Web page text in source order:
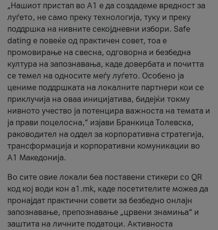
„Нашиот пристап во А1 е да создадеме вредност за
луѓето, не само преку технологија, туку и преку
поддршка на нивните секојдневни избори. Safe
dating е повеќе од практичен совет, тоа е
промовирање на свесна, одговорна и безбедна
култура на запознавања, каде довербата и почитта
се темел на односите меѓу луѓето. Особено ја
цениме поддршката на локалните партнери кои се
приклучија на оваа иницијатива, бидејќи токму
нивното учество ја потенцира важноста на темата и
ја прави поцелосна,“ изјави Бранкица Толевска,
раководител на оддел за корпоративна стратегија,
трансформација и корпоративни комуникации во
А1 Македонија.
Во сите овие локали беа поставени стикери со QR
код кој води кон a1.mk, каде посетителите можеа да
пронајдат практични совети за безбедно онлајн
запознавање, препознавање „црвени знамиња“ и
заштита на личните податоци. Активноста